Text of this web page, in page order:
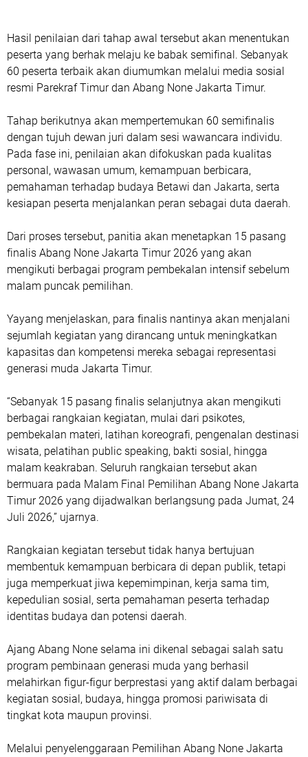
Hasil penilaian dari tahap awal tersebut akan menentukan
peserta yang berhak melaju ke babak semifinal. Sebanyak
60 peserta terbaik akan diumumkan melalui media sosial
resmi Parekraf Timur dan Abang None Jakarta Timur.
Tahap berikutnya akan mempertemukan 60 semifinalis
dengan tujuh dewan juri dalam sesi wawancara individu.
Pada fase ini, penilaian akan difokuskan pada kualitas
personal, wawasan umum, kemampuan berbicara,
pemahaman terhadap budaya Betawi dan Jakarta, serta
kesiapan peserta menjalankan peran sebagai duta daerah.
Dari proses tersebut, panitia akan menetapkan 15 pasang
finalis Abang None Jakarta Timur 2026 yang akan
mengikuti berbagai program pembekalan intensif sebelum
malam puncak pemilihan.
Yayang menjelaskan, para finalis nantinya akan menjalani
sejumlah kegiatan yang dirancang untuk meningkatkan
kapasitas dan kompetensi mereka sebagai representasi
generasi muda Jakarta Timur.
“Sebanyak 15 pasang finalis selanjutnya akan mengikuti
berbagai rangkaian kegiatan, mulai dari psikotes,
pembekalan materi, latihan koreografi, pengenalan destinasi
wisata, pelatihan public speaking, bakti sosial, hingga
malam keakraban. Seluruh rangkaian tersebut akan
bermuara pada Malam Final Pemilihan Abang None Jakarta
Timur 2026 yang dijadwalkan berlangsung pada Jumat, 24
Juli 2026,” ujarnya.
Rangkaian kegiatan tersebut tidak hanya bertujuan
membentuk kemampuan berbicara di depan publik, tetapi
juga memperkuat jiwa kepemimpinan, kerja sama tim,
kepedulian sosial, serta pemahaman peserta terhadap
identitas budaya dan potensi daerah.
Ajang Abang None selama ini dikenal sebagai salah satu
program pembinaan generasi muda yang berhasil
melahirkan figur-figur berprestasi yang aktif dalam berbagai
kegiatan sosial, budaya, hingga promosi pariwisata di
tingkat kota maupun provinsi.
Melalui penyelenggaraan Pemilihan Abang None Jakarta